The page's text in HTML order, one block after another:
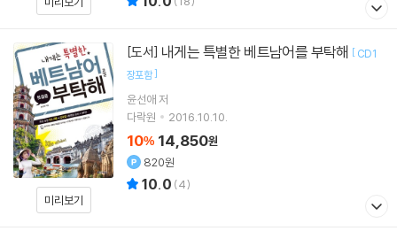
미리보기
[도서] 내게는 특별한 베트남어를 부탁해 [ CD1
장포함]
윤선애 저
다락원
2016.10.10.
10% 14,850원
820원
10.0 (4)